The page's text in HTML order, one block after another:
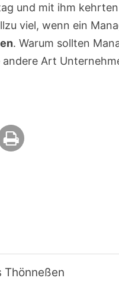
und mit ihm
viel, wenn ein
. Warum sollten
andere Art
Thönneßen